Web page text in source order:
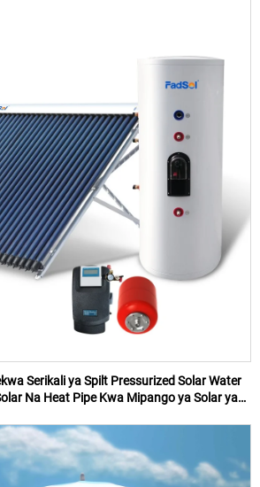
Serikali ya Spilt Pressurized Solar Water
Na Heat Pipe Kwa Mipango ya Solar ya